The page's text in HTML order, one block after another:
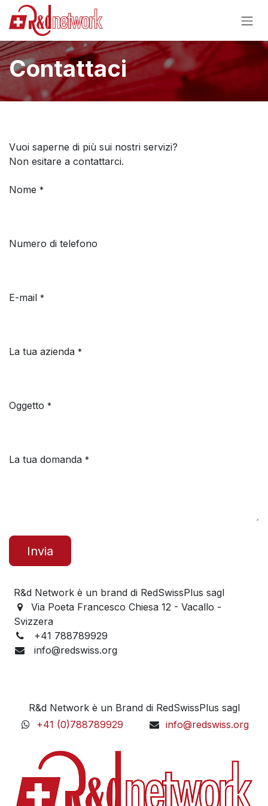
Passa al contenuto
Contattaci
Vuoi saperne di più sui nostri servizi?
Non esitare a contattarci.
Nome *
Numero di telefono
E-mail *
La tua azienda *
Oggetto *
La tua domanda *
Invia
R&d Network è un brand di RedSwissPlus sagl
Via Poeta Francesco Chiesa 12 - Vacallo -
Svizzera
+41 788789929
info@redswiss.org
R&d Network è un Brand di RedSwissPlus sagl
+41 (0)788789929
info@redswiss.org